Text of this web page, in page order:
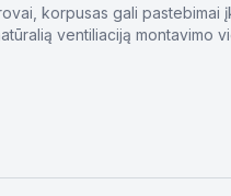
korpusas gali pastebimai
ventiliaciją montavimo